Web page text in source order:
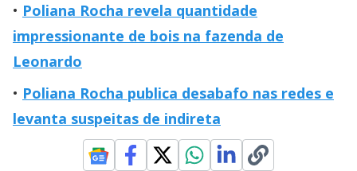
Poliana Rocha revela quantidade
impressionante de bois na fazenda de
Leonardo
Poliana Rocha publica desabafo nas redes e
levanta suspeitas de indireta